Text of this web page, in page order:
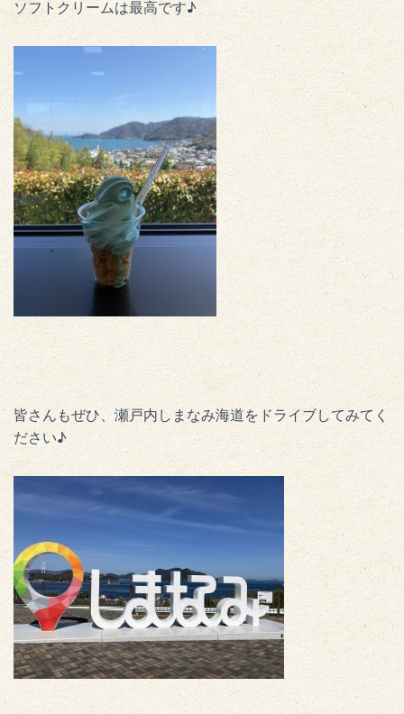
ソフトクリームは最高です♪
皆さんもぜひ、瀬戸内しまなみ海道をドライブしてみてく
ださい♪